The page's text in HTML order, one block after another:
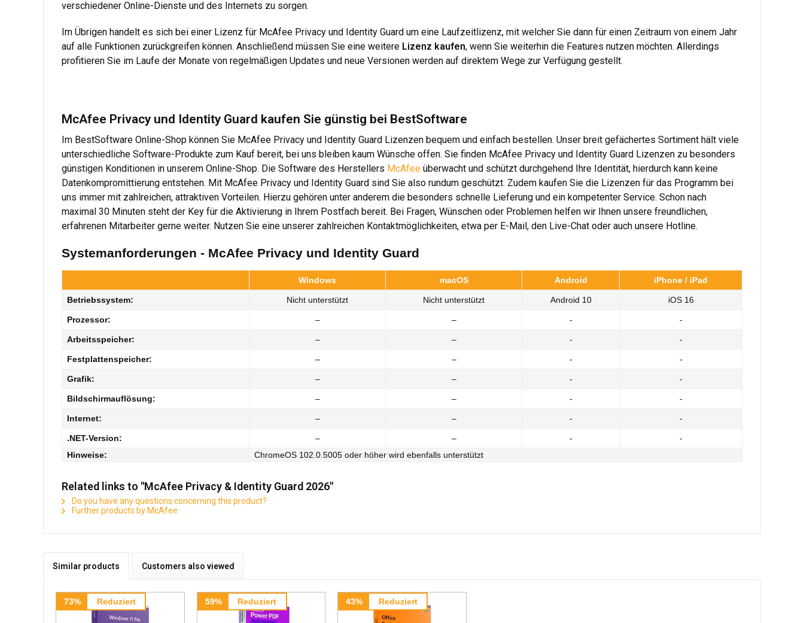
verschiedener Online-Dienste und des Internets zu sorgen.
Im Übrigen handelt es sich bei einer Lizenz für McAfee Privacy und Identity Guard um eine Laufzeitlizenz, mit welcher Sie dann für einen Zeitraum von einem Jahr
auf alle Funktionen zurückgreifen können. Anschließend müssen Sie eine weitere Lizenz kaufen, wenn Sie weiterhin die Features nutzen möchten. Allerdings
profitieren Sie im Laufe der Monate von regelmäßigen Updates und neue Versionen werden auf direktem Wege zur Verfügung gestellt.
McAfee Privacy und Identity Guard kaufen Sie günstig bei BestSoftware
Im BestSoftware Online-Shop können Sie McAfee Privacy und Identity Guard Lizenzen bequem und einfach bestellen. Unser breit gefächertes Sortiment hält viele
unterschiedliche Software-Produkte zum Kauf bereit, bei uns bleiben kaum Wünsche offen. Sie finden McAfee Privacy und Identity Guard Lizenzen zu besonders
günstigen Konditionen in unserem Online-Shop. Die Software des Herstellers McAfee überwacht und schützt durchgehend Ihre Identität, hierdurch kann keine
Datenkompromittierung entstehen. Mit McAfee Privacy und Identity Guard sind Sie also rundum geschützt. Zudem kaufen Sie die Lizenzen für das Programm bei
uns immer mit zahlreichen, attraktiven Vorteilen. Hierzu gehören unter anderem die besonders schnelle Lieferung und ein kompetenter Service. Schon nach
maximal 30 Minuten steht der Key für die Aktivierung in Ihrem Postfach bereit. Bei Fragen, Wünschen oder Problemen helfen wir Ihnen unsere freundlichen,
erfahrenen Mitarbeiter gerne weiter. Nutzen Sie eine unserer zahlreichen Kontaktmöglichkeiten, etwa per E-Mail, den Live-Chat oder auch unsere Hotline.
Systemanforderungen - McAfee Privacy und Identity Guard
Windows macOS Android iPhone / iPad
Betriebssystem: Nicht unterstützt Nicht unterstützt Android 10 iOS 16
Prozessor: – – - -
Arbeitsspeicher: – – - -
Festplattenspeicher: – – - -
Grafik: – – - -
Bildschirmauflösung: – – - -
Internet: – – - -
.NET-Version: – – -
-
Hinweise:
ChromeOS 102.0.5005 oder höher wird ebenfalls unterstützt
Related links to "McAfee Privacy & Identity Guard 2026"
Do you have any questions concerning this product?
Further products by McAfee
Similar products Customers also viewed
73% Reduziert 59% Reduziert 43% Reduziert